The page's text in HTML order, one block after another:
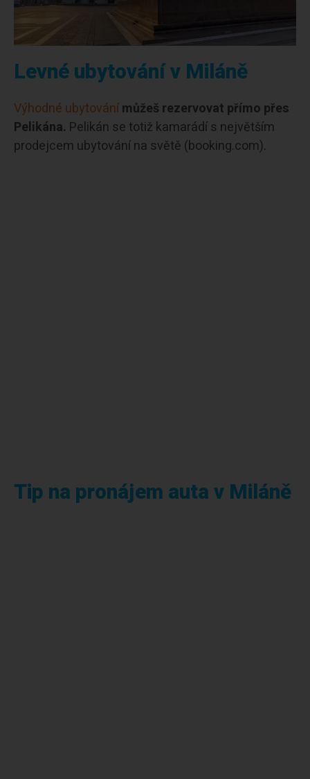
Levné ubytování v Miláně
Výhodné ubytovánímůžeš rezervovat přímo přes
Pelikána. Pelikán se totiž kamarádí s největším
prodejcem ubytování na světě (booking.com).
Tip na pronájem auta v Miláně